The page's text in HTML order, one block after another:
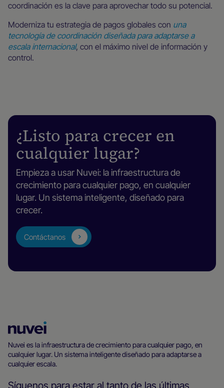
coordinación es la clave para aprovechar todo su potencial.
Moderniza tu estrategia de pagos globales con una
tecnología de coordinación diseñada para adaptarse a
escala internacional, con el máximo nivel de información y
control.
¿Listo para crecer en
cualquier lugar?
Empieza a usar Nuvei: la infraestructura de
crecimiento para cualquier pago, en cualquier
lugar. Un sistema inteligente, diseñado para
crecer.
Contáctanos
principal
de
Nuvei
Nuvei es la infraestructura de crecimiento para cualquier pago, en
cualquier lugar. Un sistema inteligente diseñado para adaptarse a
cualquier escala.
Síguenos para estar al tanto de las últimas